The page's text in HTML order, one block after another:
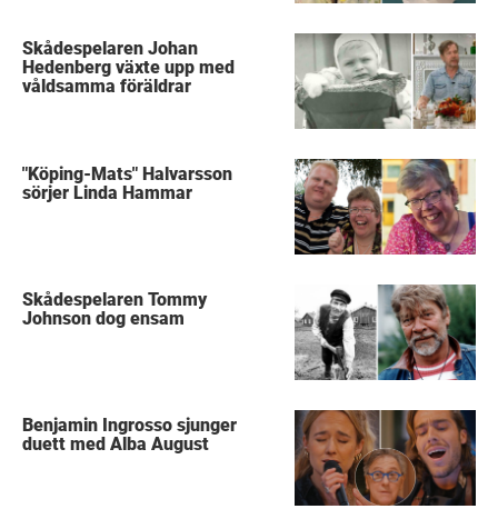
Skådespelaren Johan
Hedenberg växte upp med
våldsamma föräldrar
"Köping-Mats" Halvarsson
sörjer Linda Hammar
Skådespelaren Tommy
Johnson dog ensam
Benjamin Ingrosso sjunger
duett med Alba August